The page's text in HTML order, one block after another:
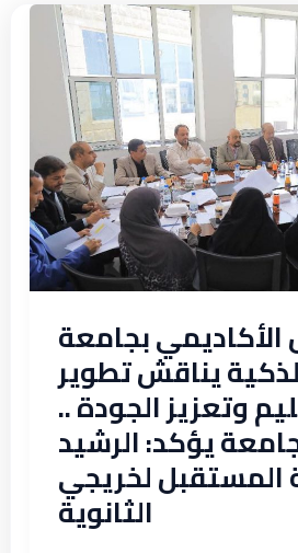
بجامعة
يناقش تطوير
وتعزيز الجودة ..
يؤكد: الرشيد
المستقبل لخريجي
الثانوية
المجلس
الأكاديمي
بجامعة
الرشيد
الذكية
يناقش
تطوير
التعليم
وتعزيز
الجودة
..
ورئيس
الجامعة
يؤكد:
الرشيد
بوابة
المستقبل
لخريجي